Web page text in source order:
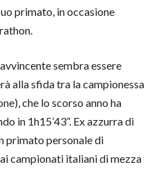
primato, in occasione
sembra essere
alla sfida tra la campionessa
che lo scorso anno ha
in 1h15’43”. Ex azzurra di
primato personale di
campionati italiani di mezza